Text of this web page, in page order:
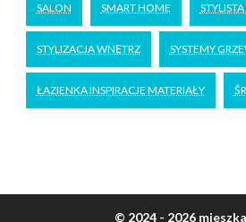
SALON SMART HOME
STYLIZACJA WNĘTRZ SYSTEMY
ŁAZIENKA INSPIRACJE MATERIAŁY
© 2024 - 2026